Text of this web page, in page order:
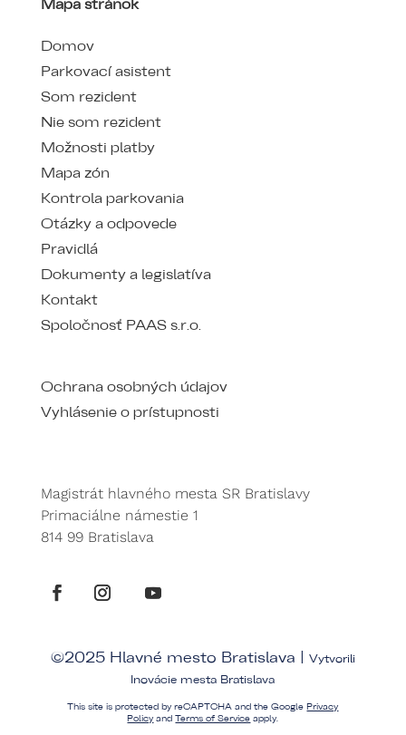
Mapa stránok
Domov
Parkovací asistent
Som rezident
Nie som rezident
Možnosti platby
Mapa zón
Kontrola parkovania
Otázky a odpovede
Pravidlá
Dokumenty a legislatíva
Kontakt
Spoločnosť PAAS s.r.o.
Ochrana osobných údajov
Vyhlásenie o prístupnosti
Magistrát hlavného mesta SR Bratislavy
Primaciálne námestie 1
814 99 Bratislava
©2025 Hlavné mesto Bratislava |
Vytvorili
Inovácie mesta Bratislava
This site is protected by reCAPTCHA and the Google Privacy
Policy andTerms of Service apply.